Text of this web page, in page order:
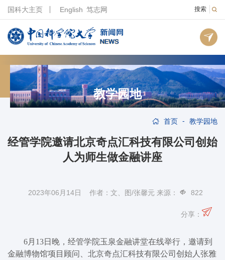
搜索
国科大主页 English 笃志网
教学园地
首页 - 教学园地
经管学院邀请北京奇点汇科技有限公司创始
人为师生做金融讲座
2023年06月14日 作者：文、图/张馨元 来源： 822
分享：
6月 13日晚 ，经管学院玉泉金融讲堂在线举行 ，邀请到
金融博物馆项目顾问、北京奇点汇科技有限公司创始人张雅